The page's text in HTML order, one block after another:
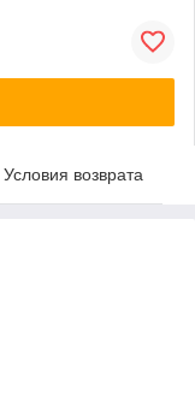
Условия возврата